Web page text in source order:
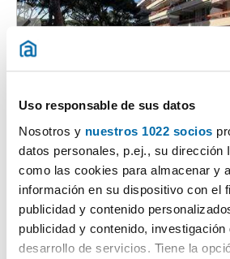
Uso responsable de sus datos
Nosotros y nuestros 1022 socios
datos personales, p.ej., su dirección
como las cookies para almacenar y
información en su dispositivo con el
publicidad y contenido
publicidad y contenido, investigación
desarrollo de servicios. Tiene la
3.900€
165m2 3 Hab 2 Baños
Avenida D'Europa No Number, Gavà Mar,
Contactar